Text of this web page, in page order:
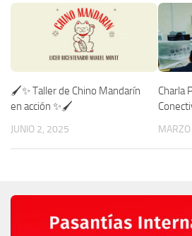
🖌️✨ Taller de Chino Mandarín
en acción ✨🖌️
JUNIO 2, 2025
Charla